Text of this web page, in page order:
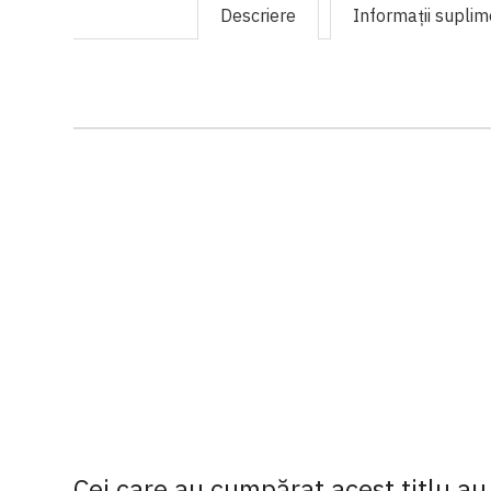
Descriere Informaţii